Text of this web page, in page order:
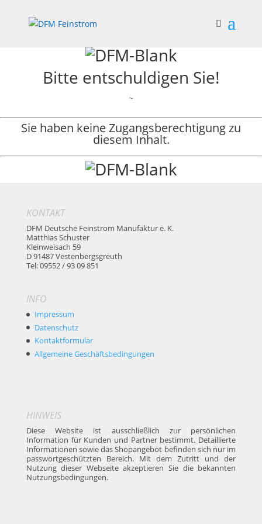
Bitte entschuldigen Sie!
~
Sie haben keine Zugangsberechtigung zu
diesem Inhalt.
KONTAKT
DFM Deutsche Feinstrom Manufaktur e. K.
Matthias Schuster
Kleinweisach 59
D 91487 Vestenbergsgreuth
Tel: 09552 / 93 09 851
INFO
Impressum
Datenschutz
Kontaktformular
Allgemeine Geschäftsbedingungen
HINWEIS
Diese Website ist ausschließlich zur persönlichen
Information für Kunden und Partner bestimmt. Detaillierte
Informationen sowie das Shopangebot befinden sich nur im
passwortgeschützten Bereich. Mit dem Zutritt und der
Nutzung dieser Webseite akzeptieren Sie die bekannten
Nutzungsbedingungen.